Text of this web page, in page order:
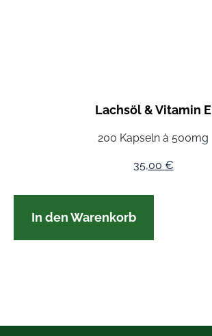
Lachsöl & Vitamin E
200 Kapseln à 500mg
35,00 €
In den Warenkorb